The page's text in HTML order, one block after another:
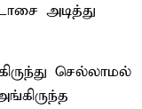
அடித்து
செல்லாமல்